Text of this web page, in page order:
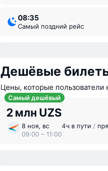
08:35
Самый поздний рейс
Дешёвые
Цены, которые
Самый дешёвый
2 млн UZS
8 ноя, вс
09:00 – 11:00
4 ⁠ч в пути /